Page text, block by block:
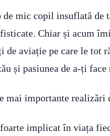
de mic copil insuflată
Chiar și acum
de aviație pe care le tot
și pasiunea de a-ți face
mai importante realizări
implicat în viața